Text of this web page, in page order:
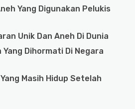
Yang Digunakan Pelukis
Unik Dan Aneh Di Dunia
Dihormati Di Negara
Masih Hidup Setelah